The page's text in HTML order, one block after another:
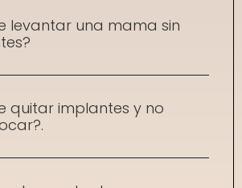
levantar una mama sin
quitar implantes y no